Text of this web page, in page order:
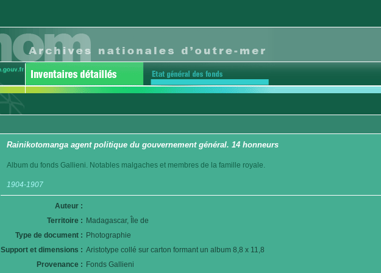
Rainikotomanga agent politique du gouvernement général. 14 honneurs
Album du fonds Gallieni. Notables malgaches et membres de la famille royale.
1904-1907
Auteur :
Territoire : Madagascar, Île de
Type de document : Photographie
Support et dimensions : Aristotype collé sur carton formant un album 8,8 x 11,8
Provenance : Fonds Gallieni